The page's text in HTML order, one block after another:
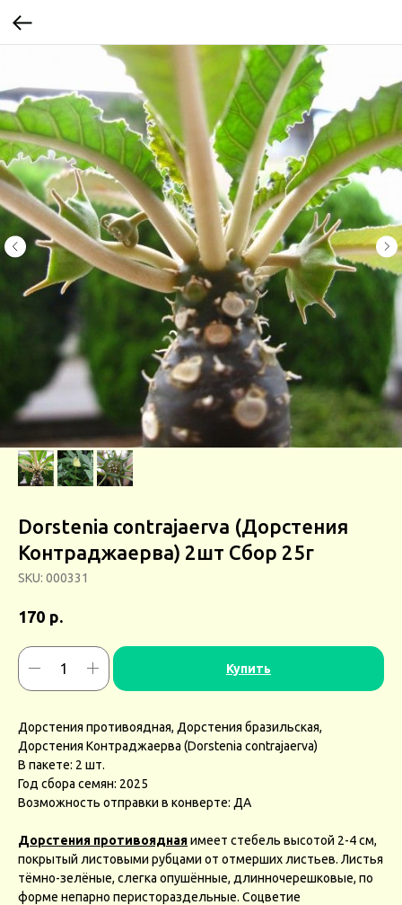
Dorstenia contrajaerva (Дорстения
Контраджаерва) 2шт Сбор 25г
SKU: 000331
170 р.
Купить
Дорстения противоядная, Дорстения бразильская,
Дорстения Контраджаерва (Dorstenia contrajaerva)
В пакете: 2 шт.
Год сбора семян: 2025
Возможность отправки в конверте: ДА
Дорстения противояднаяимеет стебель высотой 2-4 см,
покрытый листовыми рубцами от отмерших листьев. Листья
тёмно-зелёные, слегка опушённые, длинночерешковые, по
форме непарно перистораздельные. Соцветие